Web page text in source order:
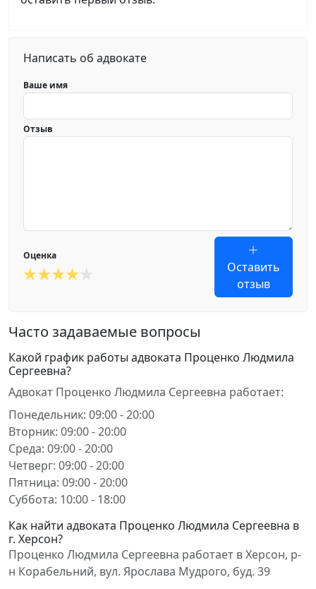
Написать об адвокате
Ваше имя
Отзыв
Оценка
Оставить
отзыв
Часто задаваемые вопросы
Какой график работы адвоката Проценко Людмила
Сергеевна?
Адвокат Проценко Людмила Сергеевна работает:
Понедельник: 09:00 - 20:00
Вторник: 09:00 - 20:00
Среда: 09:00 - 20:00
Четверг: 09:00 - 20:00
Пятница: 09:00 - 20:00
Суббота: 10:00 - 18:00
Как найти адвоката Проценко Людмила Сергеевна в
г. Херсон?
Проценко Людмила Сергеевна работает в Херсон, р-
н Корабельний, вул. Ярослава Мудрого, буд. 39